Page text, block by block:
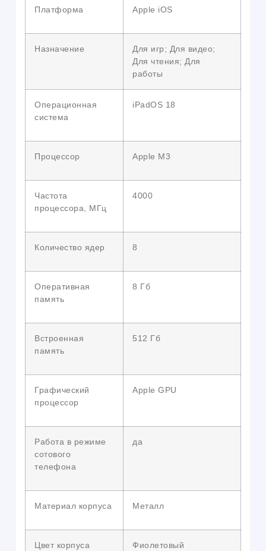
Платформа Apple iOS
Назначение
Для игр; Для видео;
Для чтения; Для
работы
Операционная
система
iPadOS 18
Процессор Apple M3
Частота
процессора, МГц
4000
Количество ядер 8
Оперативная
память
8 Гб
Встроенная
память
512 Гб
Графический
процессор
Apple GPU
Работа в режиме
сотового
телефона
да
Материал корпуса Металл
Цвет корпуса Фиолетовый